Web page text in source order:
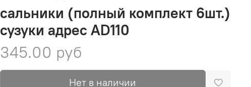
сальники (полный комплект 6шт.)
сузуки адрес AD110
345.00 руб
Нет в наличии